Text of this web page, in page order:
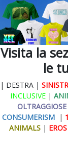
Visita la
le
| DESTRA |
INCLUSIVE|
OLTRAGGIOSE
CONSUMERISM |
ANIMALS| EROS